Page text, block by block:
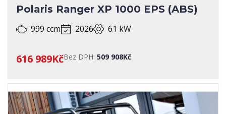
Polaris Ranger XP 1000 EPS (ABS)
999 ccm 2026 61 kW
616 989KčBez DPH: 509 908Kč